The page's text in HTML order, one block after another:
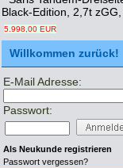
Black-Edition, 2,7t
5.998,00 EUR
Willkommen zurück!
E-Mail Adresse:
Passwort:
Als Neukunde registrieren
Passwort vergessen?